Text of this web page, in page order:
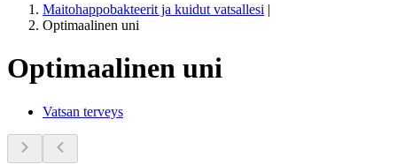
Maitohappobakteerit ja kuidut vatsallesi |
Optimaalinen uni
Optimaalinen uni
Vatsan terveys